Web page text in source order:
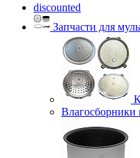
discounted
Запчасти для
Влагосборники